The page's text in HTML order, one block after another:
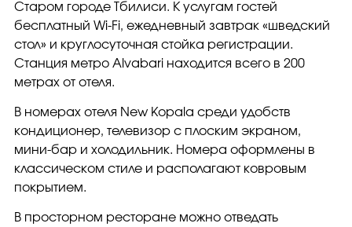
Старом городе Тбилиси. К услугам гостей
бесплатный Wi-Fi, ежедневный завтрак «шведский
стол» и круглосуточная стойка регистрации.
Станция метро Alvabari находится всего в 200
метрах от отеля.
В номерах отеля New Kopala среди удобств
кондиционер, телевизор с плоским экраном,
мини-бар и холодильник. Номера оформлены в
классическом стиле и располагают ковровым
покрытием.
В просторном ресторане можно отведать